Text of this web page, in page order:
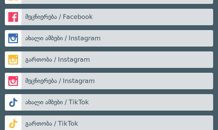
მეცნიერება / Facebook
ახალი ამბები / Instagram
გართობა / Instagram
მეცნიერება / Instagram
ახალი ამბები / TikTok
გართობა / TikTok